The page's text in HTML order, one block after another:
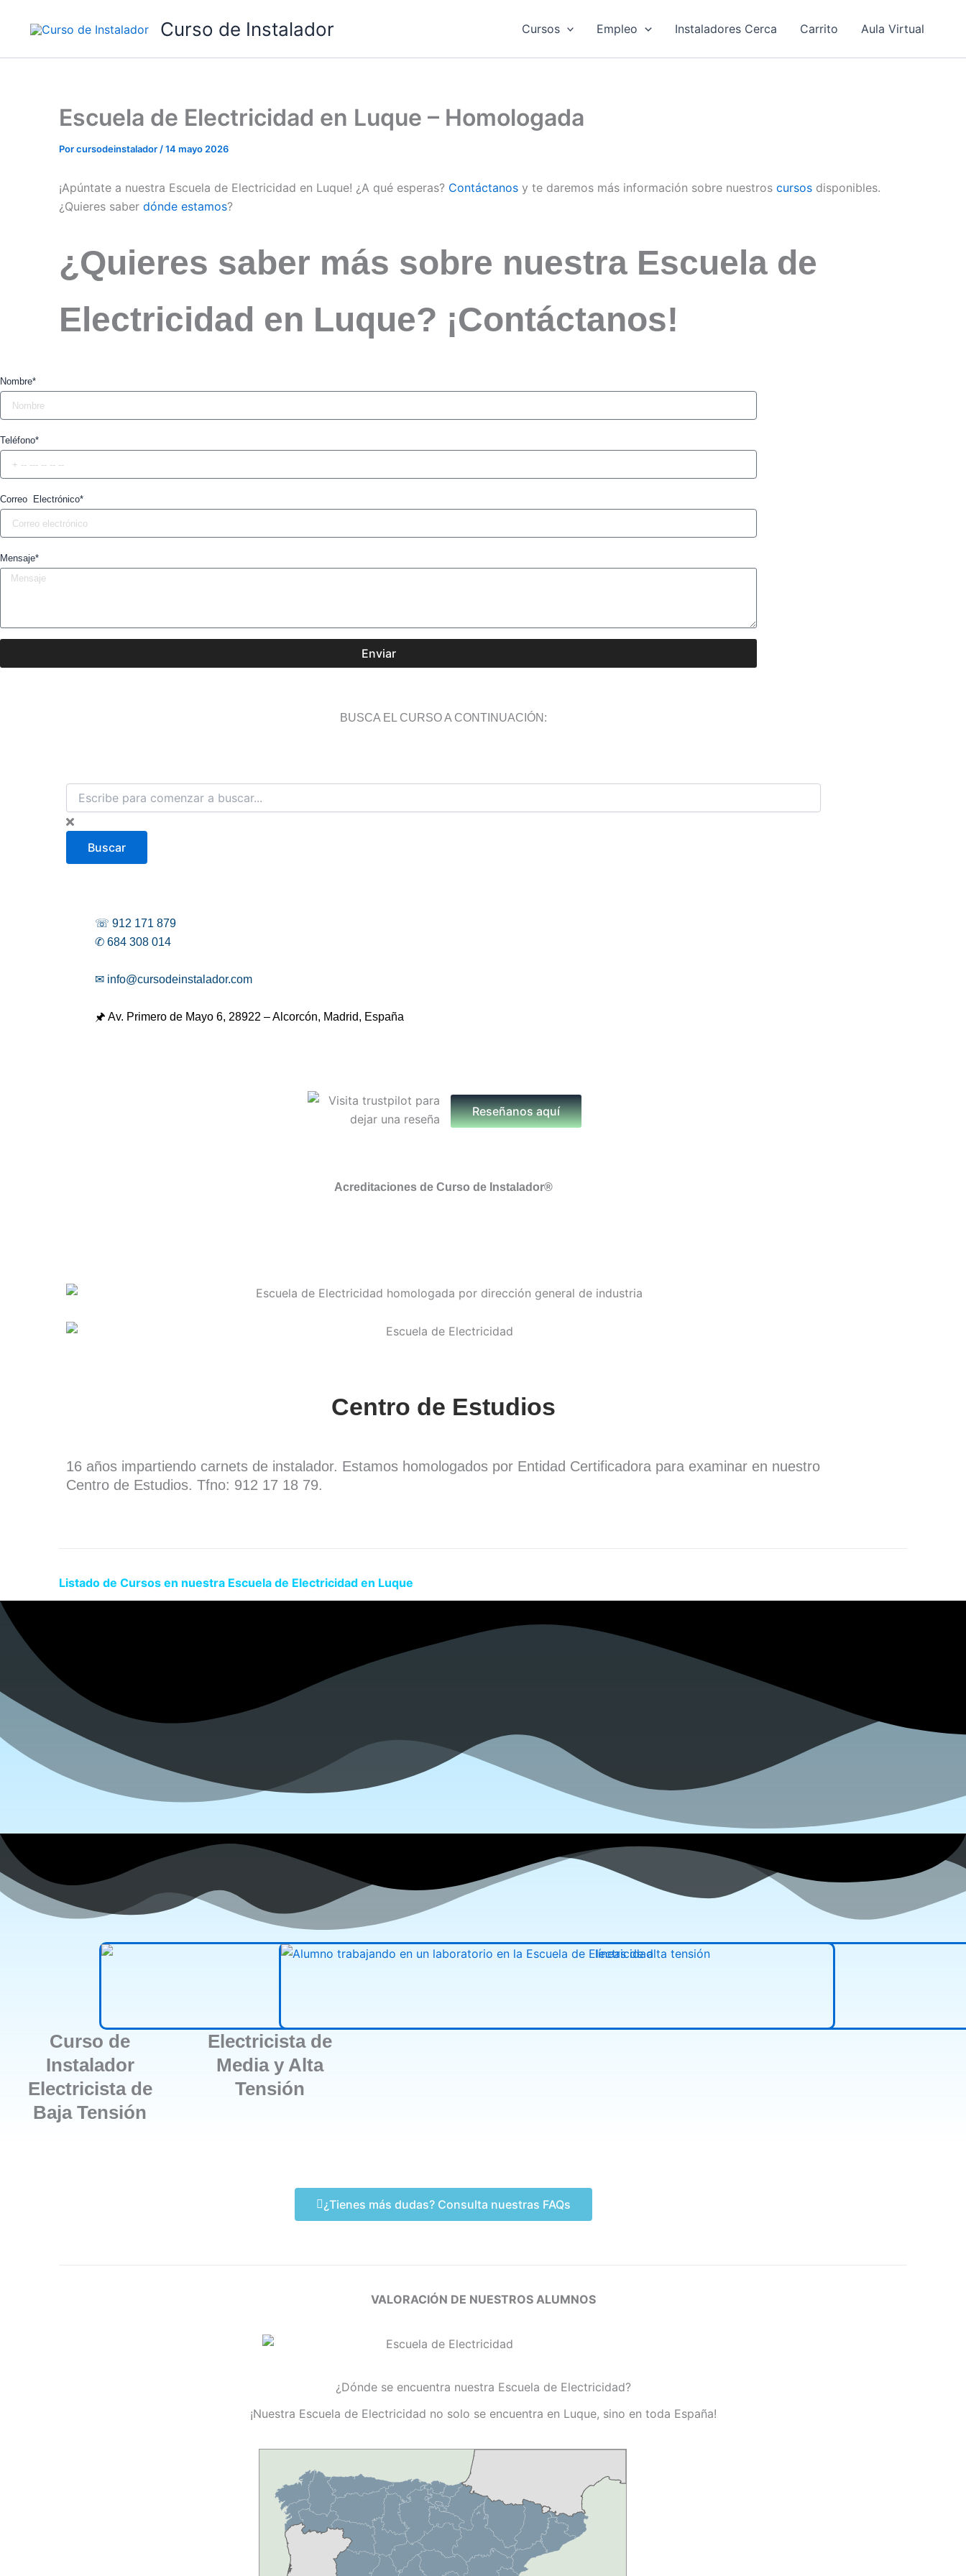
Curso de Instalador Cursos Empleo Instaladores Cerca Carrito Aula Virtual
Escuela de Electricidad en Luque – Homologada
Porcursodeinstalador /14 mayo 2026
¡Apúntate a nuestra Escuela de Electricidad en Luque! ¿A qué esperas? Contáctanos y te daremos más información sobre nuestros cursos disponibles.
¿Quieres saber dónde estamos?
¿Quieres saber más sobre nuestra Escuela de
Electricidad en Luque? ¡Contáctanos!
Nombre*
Teléfono*
Correo Electrónico*
Mensaje*
Enviar
BUSCA EL CURSO A CONTINUACIÓN:
B
s
c
r
Buscar
☏ 912 171 879
✆ 684 308 014
✉ info@cursodeinstalador.com
🖈 Av. Primero de Mayo 6, 28922 – Alcorcón, Madrid, España
Reseñanos aquí
Acreditaciones de Curso de Instalador®
Centro de Estudios
16 años impartiendo carnets de instalador. Estamos homologados por Entidad Certificadora para examinar en nuestro
Centro de Estudios. Tfno: 912 17 18 79.
Listado de Cursos en nuestra Escuela de Electricidad en Luque
Curso de
Instalador
Electricista de
Baja Tensión
Electricista de
Media y Alta
Tensión
¿Tienes más dudas? Consulta nuestras FAQs
VALORACIÓN DE NUESTROS ALUMNOS
¿Dónde se encuentra nuestra Escuela de Electricidad?
¡Nuestra Escuela de Electricidad no solo se encuentra en Luque, sino en toda España!